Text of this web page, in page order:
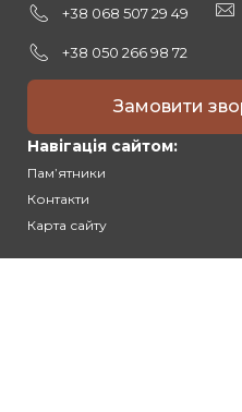
+38 068 507 29 49
+38 050 266 98 72
Замовити
Навігація сайтом:
Памʼятники
Контакти
Карта сайту